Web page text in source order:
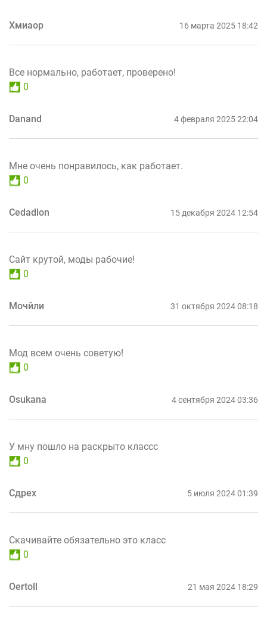
Хмиаор 16 марта 2025 18:42
Все нормально, работает, проверено!
0
Danand 4 февраля 2025 22:04
Мне очень понравилось, как работает.
0
Cedadlon 15 декабря 2024 12:54
Сайт крутой, моды рабочие!
0
Мочйли 31 октября 2024 08:18
Мод всем очень советую!
0
Osukana 4 сентября 2024 03:36
У мну пошло на раскрыто классс
0
Сдрех 5 июля 2024 01:39
Скачивайте обязательно это класс
0
Oertoll 21 мая 2024 18:29